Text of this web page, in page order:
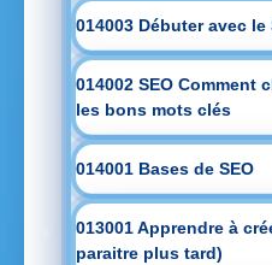
014003 Débuter avec le
014002 SEO Comment
les bons mots clés
014001 Bases de SEO
013001 Apprendre à
paraitre plus tard)